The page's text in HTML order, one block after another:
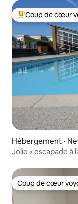
Coups de cœur
Coup de cœur
Hébergement ⋅
Jolie « escapade à
Coup de cœur
Coup de cœur